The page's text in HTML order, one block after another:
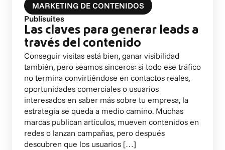
MARKETING DE CONTENIDOS
Publisuites
Las claves para generar leads a
través del contenido
Conseguir visitas está bien, ganar visibilidad
también, pero seamos sinceros: si todo ese tráfico
no termina convirtiéndose en contactos reales,
oportunidades comerciales o usuarios
interesados en saber más sobre tu empresa, la
estrategia se queda a medio camino. Muchas
marcas publican artículos, mueven contenidos en
redes o lanzan campañas, pero después
descubren que los usuarios […]